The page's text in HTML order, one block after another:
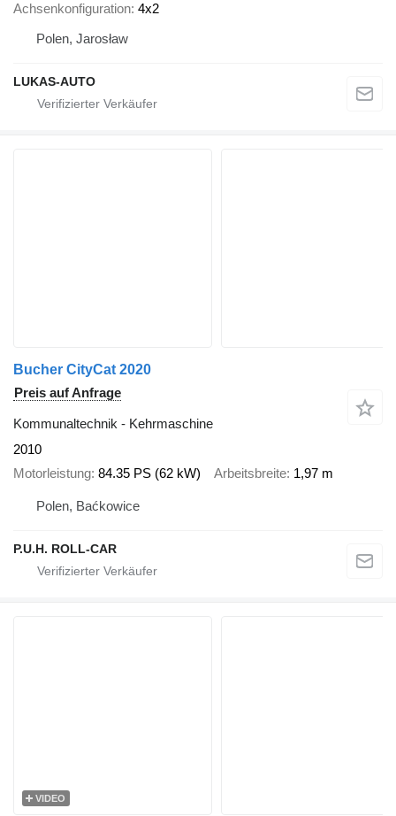
Achsenkonfiguration 4x2
Polen, Jarosław
LUKAS-AUTO
Bucher CityCat 2020
Preis auf Anfrage
Kommunaltechnik - Kehrmaschine
2010
Motorleistung 84.35 PS (62 kW) Arbeitsbreite 1,97 m
Polen, Baćkowice
P.U.H. ROLL-CAR
VIDEO